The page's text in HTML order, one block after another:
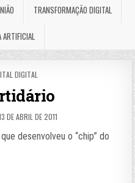
TRANSFORMAÇÃO DIGITAL
ARTIFICIAL
DIGITAL
DE ABRIL DE 2011
desenvolveu o “chip” do